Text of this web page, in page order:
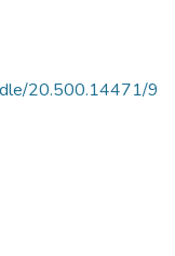
20.500.14471/9